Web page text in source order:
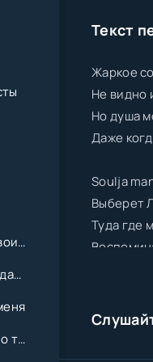
Текст
Жаркое
Не видно
Но душа
Даже
Soulja
Выберет
Туда где
И всё с
Там где
Ушла
Ingvar - Клинком своим ударишь ты по сердцу мне
Og Buda - 6am в Будапеште
Руки Вверх - Лишь о тебе мечтая (Remix cover Deep House)